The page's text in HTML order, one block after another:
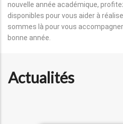
nouvelle année académique,
disponibles pour vous aider à
sommes là pour vous
bonne année.
Actualités